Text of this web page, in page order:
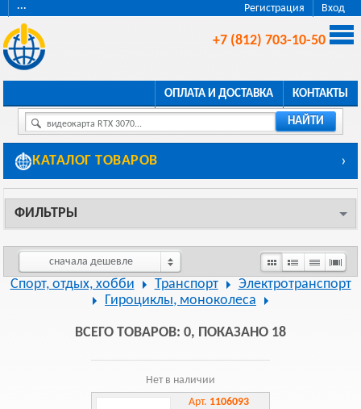
Регистрация Вход
···
+7 (812) 703-10-50
ОПЛАТА И ДОСТАВКА КОНТАКТЫ
видеокарта RTX 3070... НАЙТИ
КАТАЛОГ ТОВАРОВ ›
ФИЛЬТРЫ
сначала дешевле
Спорт, отдых, хобби Транспорт
Электротранспорт
Гироциклы, моноколеса
ВСЕГО ТОВАРОВ: 0, ПОКАЗАНО 18
Нет в наличии
Арт. 1106093